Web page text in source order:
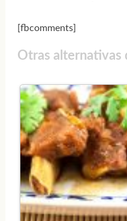
[fbcomments]
Otras alternativas